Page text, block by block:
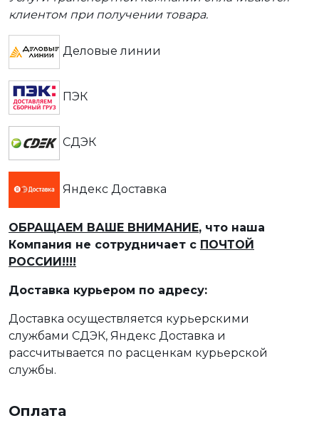
клиентом при получении товара.
Деловые линии
ПЭК
СДЭК
Яндекс Доставка
ОБРАЩАЕМ ВАШЕ ВНИМАНИЕ, что наша
Компания не сотрудничает с ПОЧТОЙ
РОССИИ!!!!
Доставка курьером по адресу:
Доставка осуществляется курьерскими
службами СДЭК, Яндекс Доставка и
рассчитывается по расценкам курьерской
службы.
Оплата